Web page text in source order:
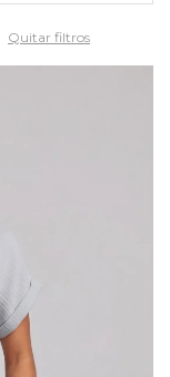
Quitar filtros